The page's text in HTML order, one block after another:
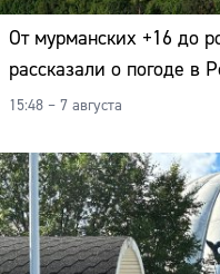
От мурманских +16 до
рассказали о погоде в
15:48 – 7 августа